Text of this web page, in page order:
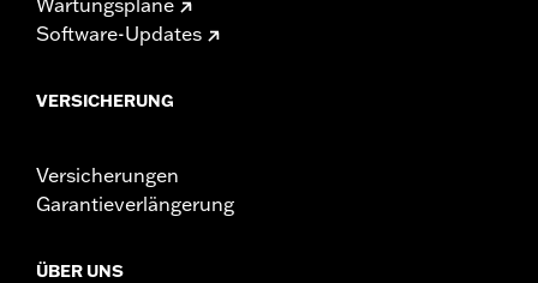
Software-Updates
VERSICHERUNG
Versicherungen
Garantieverlängerung
ÜBER UNS